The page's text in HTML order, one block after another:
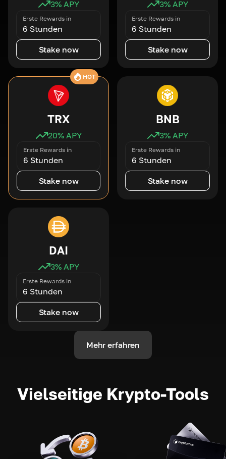
3% APY
Erste Rewards in
6 Stunden
Stake now
3% APY
Erste Rewards in
6 Stunden
Stake now
HOT
TRX
20% APY
Erste Rewards in
6 Stunden
Stake now
BNB
3% APY
Erste Rewards in
6 Stunden
Stake now
DAI
3% APY
Erste Rewards in
6 Stunden
Stake now
Mehr erfahren
Vielseitige Krypto-Tools